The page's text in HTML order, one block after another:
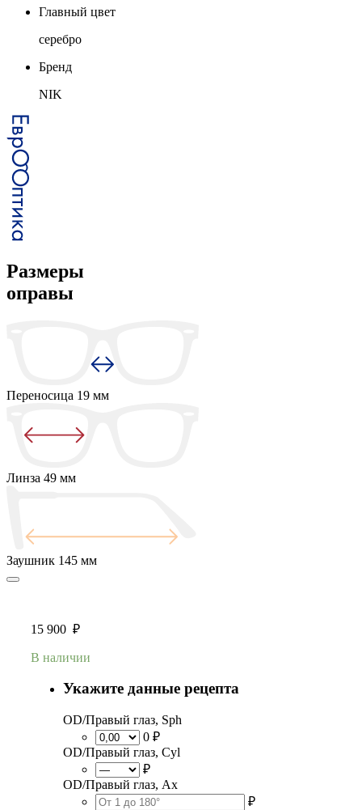
Главный цвет
серебро
Бренд
NIK
Размеры
оправы
Переносица 19 мм
Линза 49 мм
Заушник 145 мм
15 900 ₽
В наличии
Укажите данные рецепта
OD/Правый глаз, Sph
0 ₽
OD/Правый глаз, Cyl
₽
OD/Правый глаз, Ax
₽